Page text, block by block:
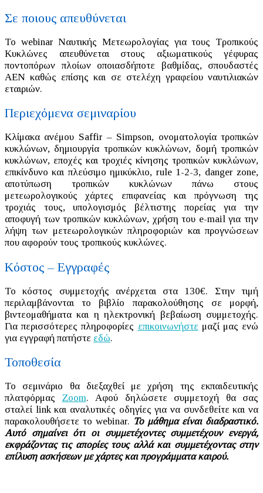
Σε ποιους απευθύνεται
Το webinar Ναυτικής Μετεωρολογίας για τους Τροπικούς
Κυκλώνες απευθύνεται στους αξιωματικούς γέφυρας
ποντοπόρων πλοίων οποιασδήποτε βαθμίδας, σπουδαστές
ΑΕΝ καθώς επίσης και σε στελέχη γραφείου ναυτιλιακών
εταιριών.
Περιεχόμενα σεμιναρίου
Κλίμακα ανέμου Saffir – Simpson, ονοματολογία τροπικών
κυκλώνων, δημιουργία τροπικών κυκλώνων, δομή τροπικών
κυκλώνων, εποχές και τροχιές κίνησης τροπικών κυκλώνων,
επικίνδυνο και πλεύσιμο ημικύκλιο, rule 1-2-3, danger zone,
αποτύπωση τροπικών κυκλώνων πάνω στους
μετεωρολογικούς χάρτες επιφανείας και πρόγνωση της
τροχιάς τους, υπολογισμός βέλτιστης πορείας για την
αποφυγή των τροπικών κυκλώνων, χρήση του e-mail για την
λήψη των μετεωρολογικών πληροφοριών και προγνώσεων
που αφορούν τους τροπικούς κυκλώνες.
Κόστος – Εγγραφές
Το κόστος συμμετοχής ανέρχεται στα 130€. Στην τιμή
περιλαμβάνονται το βιβλίο παρακολούθησης σε μορφή,
βιντεομαθήματα και η ηλεκτρονική βεβαίωση συμμετοχής.
Για περισσότερες πληροφορίες επικοινωνήστεμαζί μας ενώ
για εγγραφή πατήστε εδώ.
Τοποθεσία
Το σεμινάριο θα διεξαχθεί με χρήση της εκπαιδευτικής
πλατφόρμας Zoom. Αφού δηλώσετε συμμετοχή θα σας
σταλεί link και αναλυτικές οδηγίες για να συνδεθείτε και να
παρακολουθήσετε το webinar. Το μάθημα είναι διαδραστικό.
Αυτό σημαίνει ότι οι συμμετέχοντες συμμετέχουν ενεργά,
εκφράζοντας τις απορίες τους αλλά και συμμετέχοντας στην
επίλυση ασκήσεων με χάρτες και προγράμματα καιρού.